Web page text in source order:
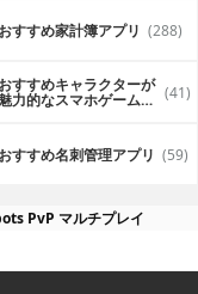
おすすめ家計簿アプリ (288)
おすすめキャラクターが
魅力的なスマホゲームア (41)
おすすめ名刺管理アプリ (59)
PvP マルチプレイ